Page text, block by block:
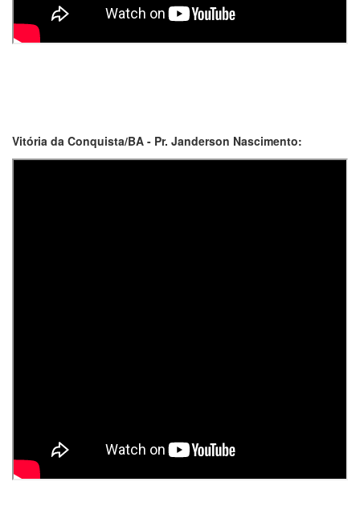
Vitória da Conquista/BA - Pr. Janderson Nascimento: